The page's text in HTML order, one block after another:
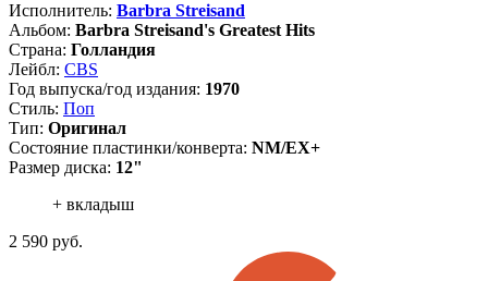
Исполнитель: Barbra Streisand
Альбом: Barbra Streisand's Greatest Hits
Страна: Голландия
Лейбл: CBS
Год выпуска/год издания: 1970
Стиль: Поп
Тип: Оригинал
Состояние пластинки/конверта: NM/EX+
Размер диска: 12"
+ вкладыш
2 590 руб.